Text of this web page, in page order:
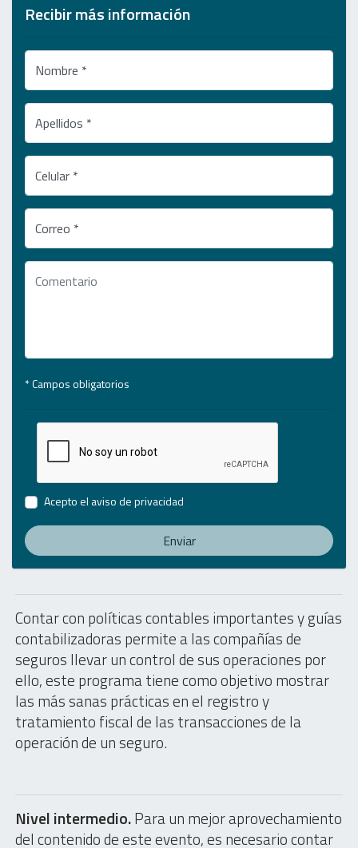
Contar con políticas contables importantes y guías
contabilizadoras permite a las compañías de
seguros llevar un control de sus operaciones por
ello, este programa tiene como objetivo mostrar
las más sanas prácticas en el registro y
tratamiento fiscal de las transacciones de la
operación de un seguro.
Nivel intermedio.Para un mejor aprovechamiento
del contenido de este evento, es necesario contar
Recibir más información
Nombre *
Apellidos *
Celular *
Correo *
* Campos obligatorios
Acepto el aviso de privacidad
Enviar